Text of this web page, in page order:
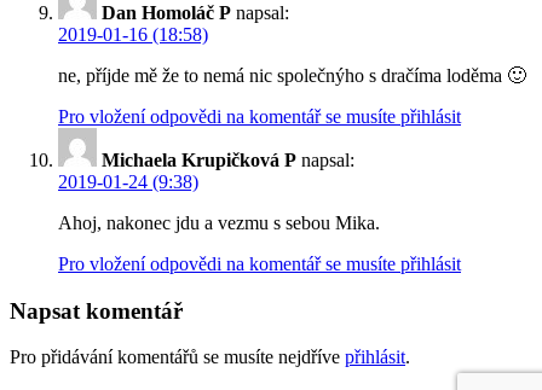
Dan Homoláč P napsal:
2019-01-16 (18:58)
ne, příjde mě že to nemá nic společnýho s dračíma loděma 🙂
Pro vložení odpovědi na komentář se musíte přihlásit
Michaela Krupičková P napsal:
2019-01-24 (9:38)
Ahoj, nakonec jdu a vezmu s sebou Mika.
Pro vložení odpovědi na komentář se musíte přihlásit
Napsat komentář
Pro přidávání komentářů se musíte nejdříve přihlásit.